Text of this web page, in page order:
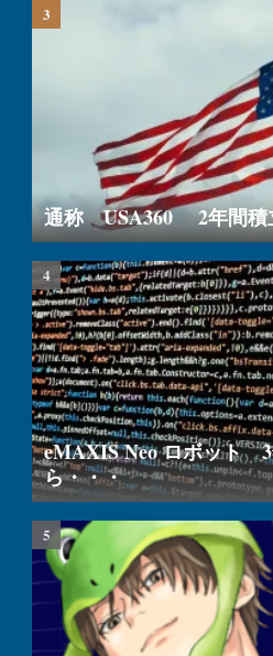
通称 USA360 2年間積
eMAXIS Neo ロボット
ら・・・